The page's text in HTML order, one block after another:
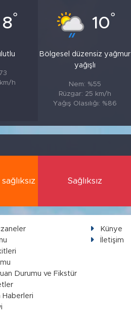
8°
h
10°
Bölgesel düzensiz yağmur
yağışlı
Nem: %55
Rüzgar: 25 km/h
Yağış Olasılığı: %86
Sağlıksız
Durumu ve Fikstür
Haberleri
Künye
İletişim